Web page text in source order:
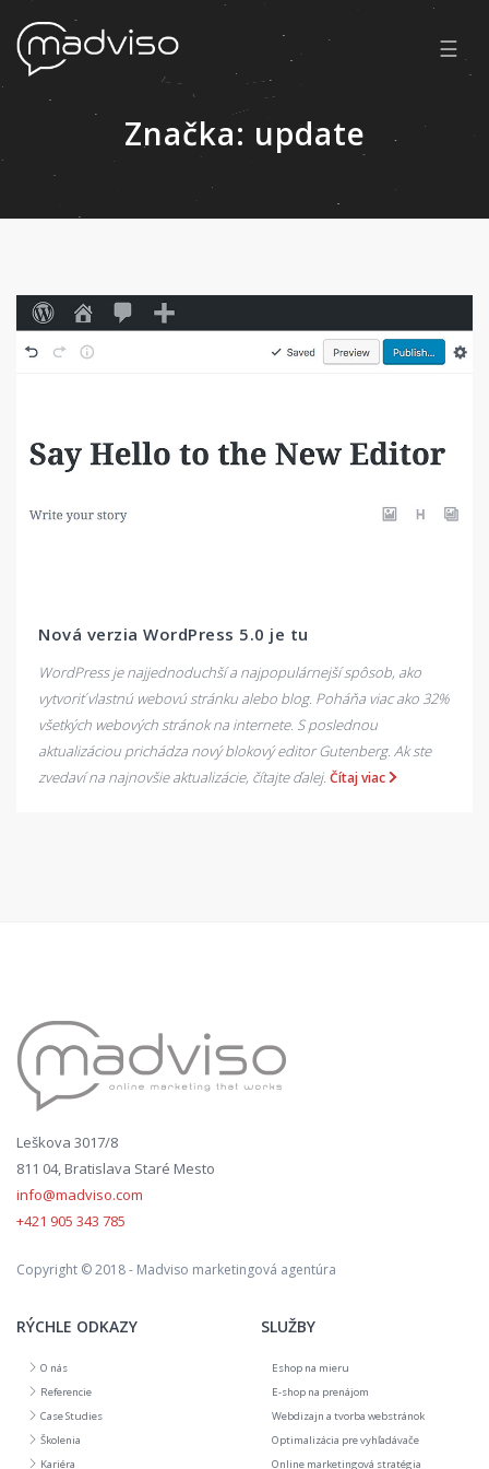
☰
Značka: update
Nová verzia WordPress 5.0 je tu
WordPress je najjednoduchší a najpopulárnejší spôsob, ako
vytvoriť vlastnú webovú stránku alebo blog. Poháňa viac ako 32%
všetkých webových stránok na internete. S poslednou
aktualizáciou prichádza nový blokový editor Gutenberg. Ak ste
zvedaví na najnovšie aktualizácie, čítajte ďalej. Čítaj viac
Leškova 3017/8
811 04, Bratislava Staré Mesto
info@madviso.com
+421 905 343 785
Copyright © 2018 - Madviso marketingová agentúra
RÝCHLE ODKAZY
O nás
Referencie
Case Studies
Školenia
Kariéra
SLUŽBY
Eshop na mieru
E-shop na prenájom
Webdizajn a tvorba webstránok
Optimalizácia pre vyhľadávače
Online marketingová stratégia